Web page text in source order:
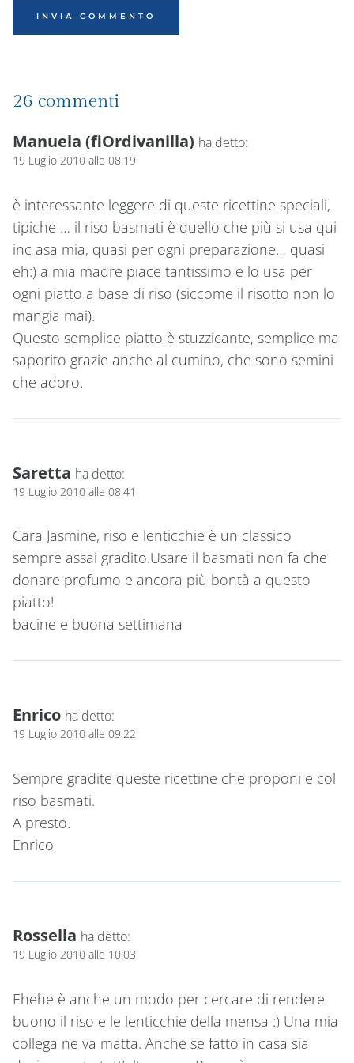
26 commenti
Manuela (fiOrdivanilla) ha detto:
19 Luglio 2010 alle 08:19
è interessante leggere di queste ricettine speciali,
tipiche … il riso basmati è quello che più si usa qui
inc asa mia, quasi per ogni preparazione… quasi
eh:) a mia madre piace tantissimo e lo usa per
ogni piatto a base di riso (siccome il risotto non lo
mangia mai).
Questo semplice piatto è stuzzicante, semplice ma
saporito grazie anche al cumino, che sono semini
che adoro.
Saretta ha detto:
19 Luglio 2010 alle 08:41
Cara Jasmine, riso e lenticchie è un classico
sempre assai gradito.Usare il basmati non fa che
donare profumo e ancora più bontà a questo
piatto!
bacine e buona settimana
Enrico ha detto:
19 Luglio 2010 alle 09:22
Sempre gradite queste ricettine che proponi e col
riso basmati.
A presto.
Enrico
Rossella ha detto:
19 Luglio 2010 alle 10:03
Ehehe è anche un modo per cercare di rendere
buono il riso e le lenticchie della mensa :) Una mia
collega ne va matta. Anche se fatto in casa sia